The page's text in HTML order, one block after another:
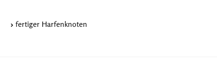
fertiger Harfenknoten